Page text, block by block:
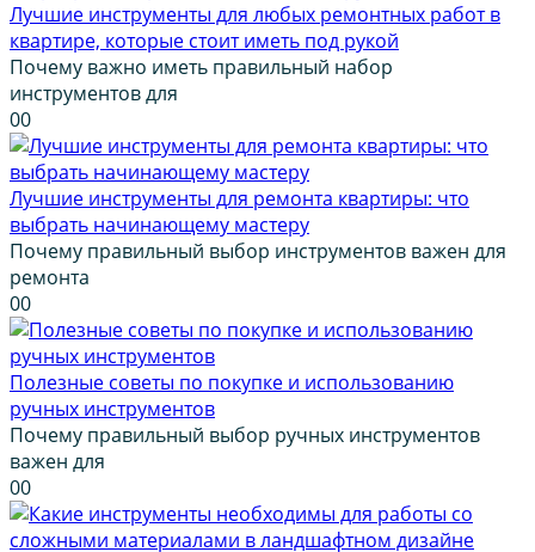
Лучшие инструменты для любых ремонтных работ в
квартире, которые стоит иметь под рукой
Почему важно иметь правильный набор
инструментов для
00
Лучшие инструменты для ремонта квартиры: что
выбрать начинающему мастеру
Почему правильный выбор инструментов важен для
ремонта
00
Полезные советы по покупке и использованию
ручных инструментов
Почему правильный выбор ручных инструментов
важен для
00